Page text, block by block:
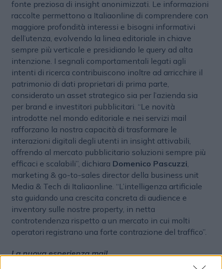
fonte preziosa di insight anonimizzati. Le informazioni
raccolte permettono a Italiaonline di comprendere con
maggiore profondità interessi e bisogni informativi
dell’utenza, evolvendo la linea editoriale in chiave
sempre più verticale e presidiando le query ad alta
intenzione. I segnali comportamentali legati agli
intenti di ricerca contribuiscono inoltre ad arricchire il
patrimonio di dati proprietari di prima parte,
considerato un asset strategico sia per l’azienda sia
per brand e investitori pubblicitari. “Le novità
introdotte nel mondo editoriale e nei servizi mail
rafforzano la nostra capacità di trasformare le
interazioni digitali degli utenti in insight attivabili,
offrendo al mercato pubblicitario soluzioni sempre più
efficaci e scalabili”, dichiara Domenico Pascuzzi,
marketing & go-to-sales director della business unit
Media & Tech di Italiaonline. “L’intelligenza artificiale
sta guidando una crescita concreta di audience e
inventory sulle nostre property, in netta
controtendenza rispetto a un mercato in cui molti
operatori registrano una forte contrazione del traffico”.
La nuova esperienza mail